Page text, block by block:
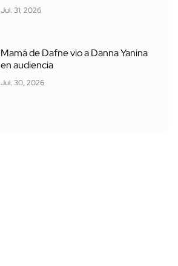
Jul. 31, 2026
Mamá de Dafne vio a Danna Yanina
en audiencia
Jul. 30, 2026